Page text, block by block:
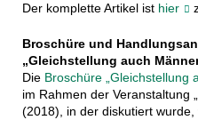
Der komplette Artikel ist hier
Broschüre und
„Gleichstellung auch
Die Broschüre „Gleichstellung
im Rahmen der Veranstaltung
(2018), in der diskutiert